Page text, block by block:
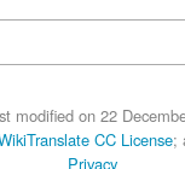
modified on 22
CC License;
Privacy